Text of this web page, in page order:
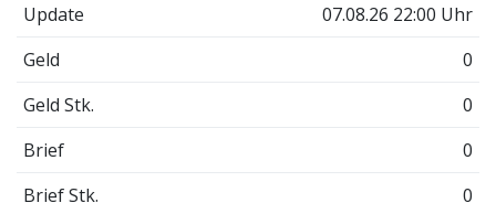
Update
07.08.26 22:00 Uhr
Geld
0
Geld Stk.
0
Brief
0
Brief Stk.
0